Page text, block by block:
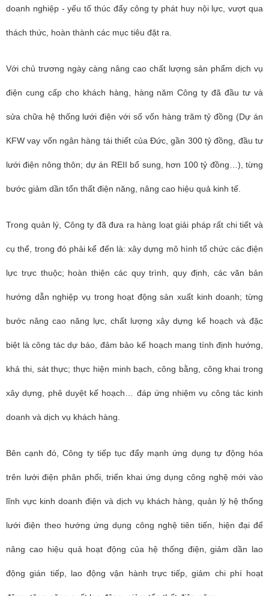
doanh nghiệp - yếu tố thúc đẩy công ty phát huy nội lực, vượt qua
thách thức, hoàn thành các mục tiêu đặt ra.
Với chủ trương ngày càng nâng cao chất lượng sản phẩm dịch vụ
điện cung cấp cho khách hàng, hàng năm Công ty đã đầu tư và
sửa chữa hệ thống lưới điện với số vốn hàng trăm tỷ đồng (Dự án
KFW vay vốn ngân hàng tái thiết của Đức, gần 300 tỷ đồng, đầu tư
lưới điện nông thôn; dự án REII bổ sung, hơn 100 tỷ đồng…), từng
bước giảm dần tổn thất điện năng, nâng cao hiệu quả kinh tế.
Trong quản lý, Công ty đã đưa ra hàng loạt giải pháp rất chi tiết và
cụ thể, trong đó phải kể đến là: xây dựng mô hình tổ chức các điện
lực trực thuộc; hoàn thiện các quy trình, quy định, các văn bản
hướng dẫn nghiệp vụ trong hoạt động sản xuất kinh doanh; từng
bước nâng cao năng lực, chất lượng xây dựng kế hoạch và đặc
biệt là công tác dự báo, đảm bảo kế hoạch mang tính định hướng,
khả thi, sát thực; thực hiện minh bạch, công bằng, công khai trong
xây dựng, phê duyệt kế hoạch… đáp ứng nhiệm vụ công tác kinh
doanh và dịch vụ khách hàng.
Bên cạnh đó, Công ty tiếp tục đẩy mạnh ứng dụng tự động hóa
trên lưới điện phân phối, triển khai ứng dụng công nghệ mới vào
lĩnh vực kinh doanh điện và dịch vụ khách hàng, quản lý hệ thống
lưới điện theo hướng ứng dụng công nghệ tiên tiến, hiện đại để
nâng cao hiệu quả hoạt động của hệ thống điện, giảm dần lao
động gián tiếp, lao động vận hành trực tiếp, giảm chi phí hoạt